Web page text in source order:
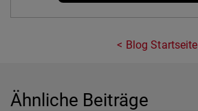
Blog Startseite
Ähnliche Beiträge